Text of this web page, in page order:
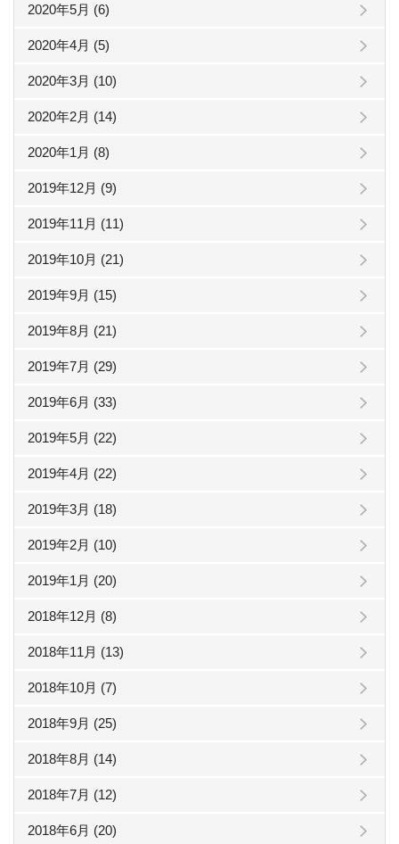
2020年5月 (6)
2020年4月 (5)
2020年3月 (10)
2020年2月 (14)
2020年1月 (8)
2019年12月 (9)
2019年11月 (11)
2019年10月 (21)
2019年9月 (15)
2019年8月 (21)
2019年7月 (29)
2019年6月 (33)
2019年5月 (22)
2019年4月 (22)
2019年3月 (18)
2019年2月 (10)
2019年1月 (20)
2018年12月 (8)
2018年11月 (13)
2018年10月 (7)
2018年9月 (25)
2018年8月 (14)
2018年7月 (12)
2018年6月 (20)